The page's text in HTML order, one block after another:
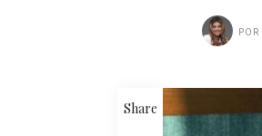
POR
Share